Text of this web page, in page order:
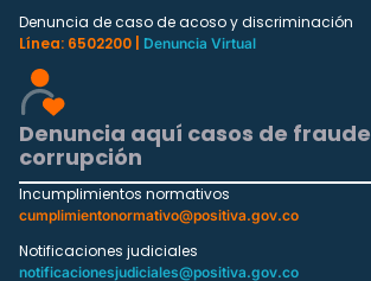
Denuncia de caso de acoso y discriminación
Línea: 6502200 |
Denuncia Virtual
Denuncia aquí casos de
corrupción
Incumplimientos normativos
cumplimientonormativo@positiva.gov.co
Notificaciones judiciales
notificacionesjudiciales@positiva.gov.co